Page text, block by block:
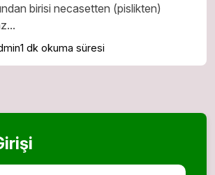
birisi necasetten (pislikten)
1 dk okuma süresi